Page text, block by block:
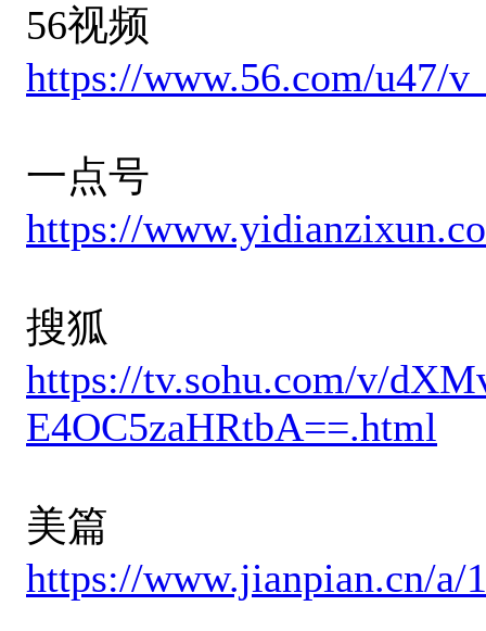
56视频
https://www.56.com/u47/
一点号
https://
搜狐
https://tv.sohu.com/v/
E4OC5zaHRtbA==.html
美篇
https://www.jianpian.cn/a/